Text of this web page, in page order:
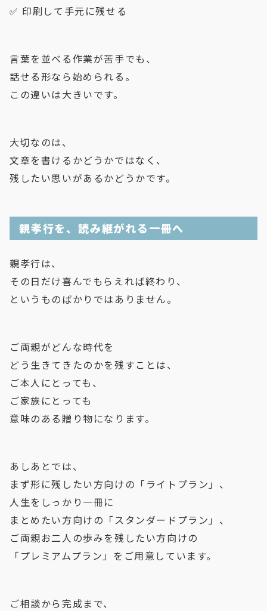
✅ 印刷して手元に残せる
言葉を並べる作業が苦手でも、
話せる形なら始められる。
この違いは大きいです。
大切なのは、
文章を書けるかどうかではなく、
残したい思いがあるかどうかです。
親孝行を、読み継がれる一冊へ
親孝行は、
その日だけ喜んでもらえれば終わり、
というものばかりではありません。
ご両親がどんな時代を
どう生きてきたのかを残すことは、
ご本人にとっても、
ご家族にとっても
意味のある贈り物になります。
あしあとでは、
まず形に残したい方向けの「ライトプラン」、
人生をしっかり一冊に
まとめたい方向けの「スタンダードプラン」、
ご両親お二人の歩みを残したい方向けの
「プレミアムプラン」をご用意しています。
ご相談から完成まで、